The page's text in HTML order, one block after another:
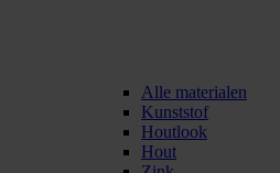
Alle materialen
Kunststof
Houtlook
Hout